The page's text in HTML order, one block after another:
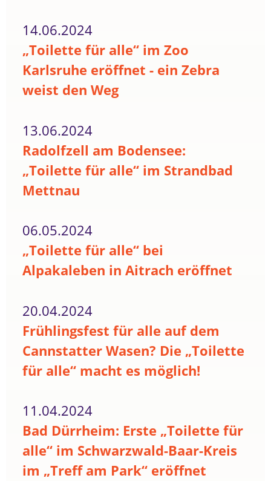
14.06.2024
„Toilette für alle“ im Zoo
Karlsruhe eröffnet - ein Zebra
weist den Weg
13.06.2024
Radolfzell am Bodensee:
„Toilette für alle“ im Strandbad
Mettnau
06.05.2024
„Toilette für alle“ bei
Alpakaleben in Aitrach eröffnet
20.04.2024
Frühlingsfest für alle auf dem
Cannstatter Wasen? Die „Toilette
für alle“ macht es möglich!
11.04.2024
Bad Dürrheim: Erste „Toilette für
alle“ im Schwarzwald-Baar-Kreis
im „Treff am Park“ eröffnet